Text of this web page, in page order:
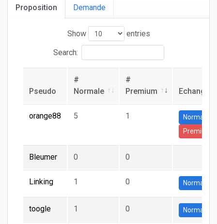
Proposition Demande
Show entries
Search:
Pseudo
#
Normale
#
Premium
Echange
orange88 5 1
Normale
Premium
Bleumer 0 0
Linking 1 0 Normale
toogle 1 0 Normale